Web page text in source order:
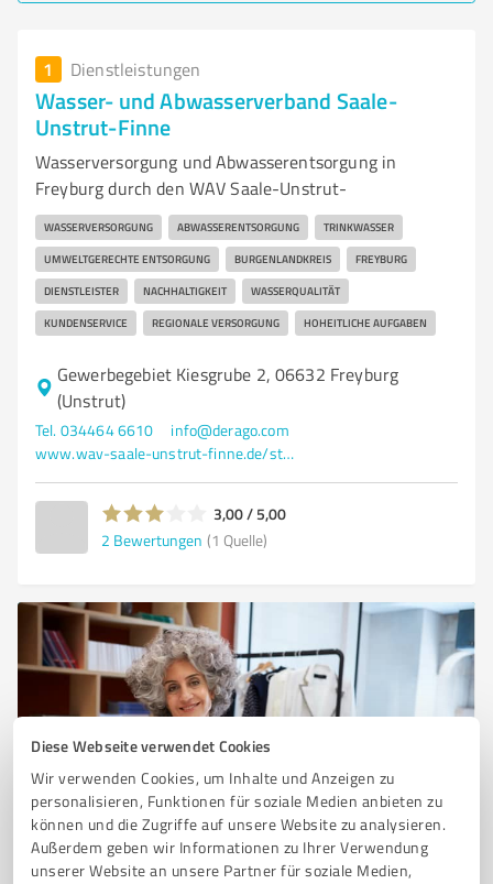
Diese Webseite verwendet Cookies
Wir verwenden Cookies, um Inhalte und Anzeigen zu
personalisieren, Funktionen für soziale Medien anbieten zu
können und die Zugriffe auf unsere Website zu analysieren.
Außerdem geben wir Informationen zu Ihrer Verwendung
unserer Website an unsere Partner für soziale Medien,
1 Dienstleistungen
Wasser- und Abwasserverband Saale-
Unstrut-Finne
Wasserversorgung und Abwasserentsorgung in
Freyburg durch den WAV Saale-Unstrut-
WASSERVERSORGUNG ABWASSERENTSORGUNG TRINKWASSER
UMWELTGERECHTE ENTSORGUNG BURGENLANDKREIS FREYBURG
DIENSTLEISTER NACHHALTIGKEIT WASSERQUALITÄT
KUNDENSERVICE REGIONALE VERSORGUNG HOHEITLICHE AUFGABEN
Gewerbegebiet Kiesgrube 2, 06632 Freyburg
(Unstrut)
Tel. 034464 6610
info@derago.com
www.wav-saale-unstrut-finne.de/startseite.html
3,00 / 5,00
2 Bewertungen (1 Quelle)
Sie möchten auch hier gelistet werden?
Registrieren Sie sich jetzt und werden Sie ein von